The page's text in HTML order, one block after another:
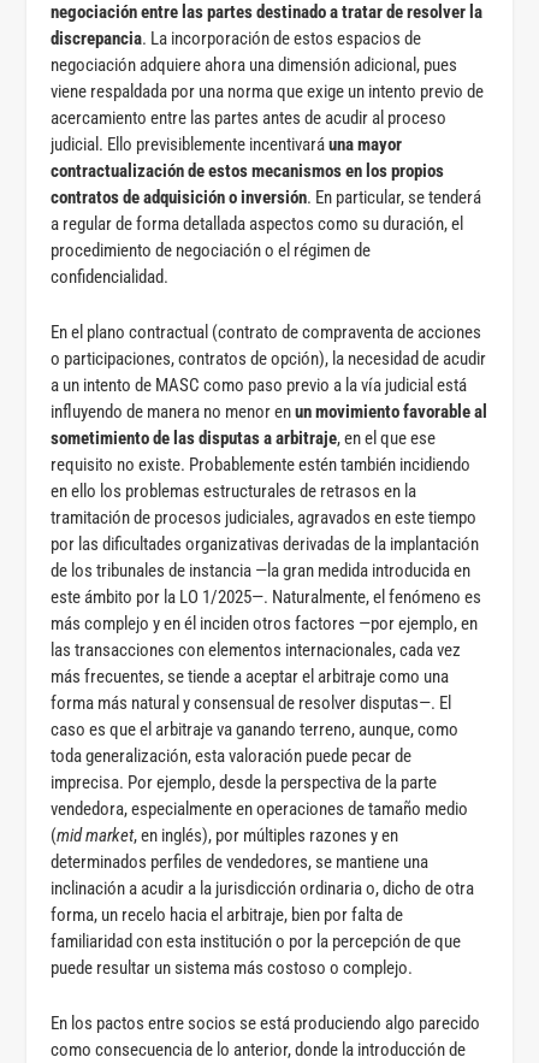
negociación entre las partes destinado a tratar de resolver la
discrepancia. La incorporación de estos espacios de
negociación adquiere ahora una dimensión adicional, pues
viene respaldada por una norma que exige un intento previo de
acercamiento entre las partes antes de acudir al proceso
judicial. Ello previsiblemente incentivaráuna mayor
contractualización de estos mecanismos en los propios
contratos de adquisición o inversión. En particular, se tenderá
a regular de forma detallada aspectos como su duración, el
procedimiento de negociación o el régimen de
confidencialidad.
En el plano contractual (contrato de compraventa de acciones
o participaciones, contratos de opción), la necesidad de acudir
a un intento de MASC como paso previo a la vía judicial está
influyendo de manera no menor enun movimiento favorable al
sometimiento de las disputas a arbitraje, en el que ese
requisito no existe. Probablemente estén también incidiendo
en ello los problemas estructurales de retrasos en la
tramitación de procesos judiciales, agravados en este tiempo
por las dificultades organizativas derivadas de la implantación
de los tribunales de instancia —la gran medida introducida en
este ámbito por la LO 1/2025—. Naturalmente, el fenómeno es
más complejo y en él inciden otros factores —por ejemplo, en
las transacciones con elementos internacionales, cada vez
más frecuentes, se tiende a aceptar el arbitraje como una
forma más natural y consensual de resolver disputas—‍. El
caso es que el arbitraje va ganando terreno, aunque, como
toda generalización, esta valoración puede pecar de
imprecisa. Por ejemplo, desde la perspectiva de la parte
vendedora, especialmente en operaciones de tamaño medio
(mid market, en inglés), por múltiples razones y en
determinados perfiles de vendedores, se mantiene una
inclinación a acudir a la jurisdicción ordinaria o, dicho de otra
forma, un recelo hacia el arbitraje, bien por falta de
familiaridad con esta institución o por la percepción de que
puede resultar un sistema más costoso o complejo.
En los pactos entre socios se está produciendo algo parecido
como consecuencia de lo anterior, donde la introducción de